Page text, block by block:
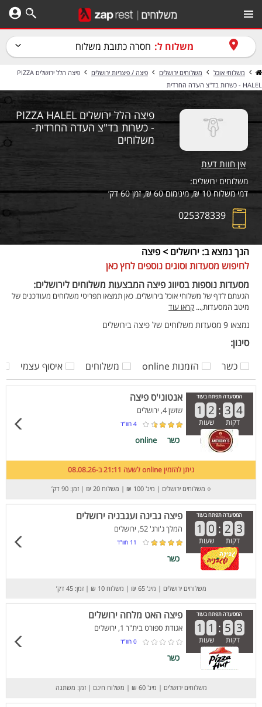
משלוח ל: חסרה כתובת משלוח
משלוחי אוכל משלוחים ירושלים פיצה / פיצריות ירושלים
פיצה הלל ירושלים PIZZA
HALEL - כשרות בד"צ העדה החרדית
פיצה הלל ירושלים PIZZA HALEL
- כשרות בד"צ העדה החרדית-
משלוחים
אין חוות דעת
משלוחים ירושלים:
דמי משלוח 10 ₪, מינימום 60 ₪, זמן 60 דק’
025378339
הנך נמצא ב: ירושלים > פיצה
לחיפוש מסעדות וסוגים נוספים לחץ כאן
מסעדות נוספות בסיווג פיצה המבצעות משלוחים לירושלים:
הגעתם לדף של משלוחי אוכל בירושלים. כאן תמצאו תפריטי משלוחים מעודכנים של
מיטב המסעדות,... קראו עוד
נמצאו 9 מסעדות משלוחים של פיצה בירושלים
סינון:
כשר
הזמנות online משלוחים איסוף עצמי
המסעדה תפתח בעוד
1 2 : 3 4
דקות שעות
אנטוני'ס פיצה
שושן 4, ירושלים
4 חוו”ד
כשר online
ניתן להזמין online לשעה 21:11 ב-08.08.26
○ משלוחים ירושלים | מינ' 100 ₪ | משלוח 20 ₪ | זמן: 90 דק’
המסעדה תפתח בעוד
1 0 : 2 3
דקות שעות
פיצה גבינה ועגבניה ירושלים
המלך ג'ורג' 52, ירושלים
11 חוו”ד
כשר
משלוחים ירושלים | מינ' 65 ₪ | משלוח 10 ₪ | זמן: 45 דק’
המסעדה תפתח בעוד
1 1 : 5 3
דקות שעות
פיצה האט מלחה ירושלים
אגודת ספורט בית"ר 1, ירושלים
0 חוו”ד
כשר
משלוחים ירושלים | מינ' 60 ₪ | משלוח חינם | זמן: משתנה